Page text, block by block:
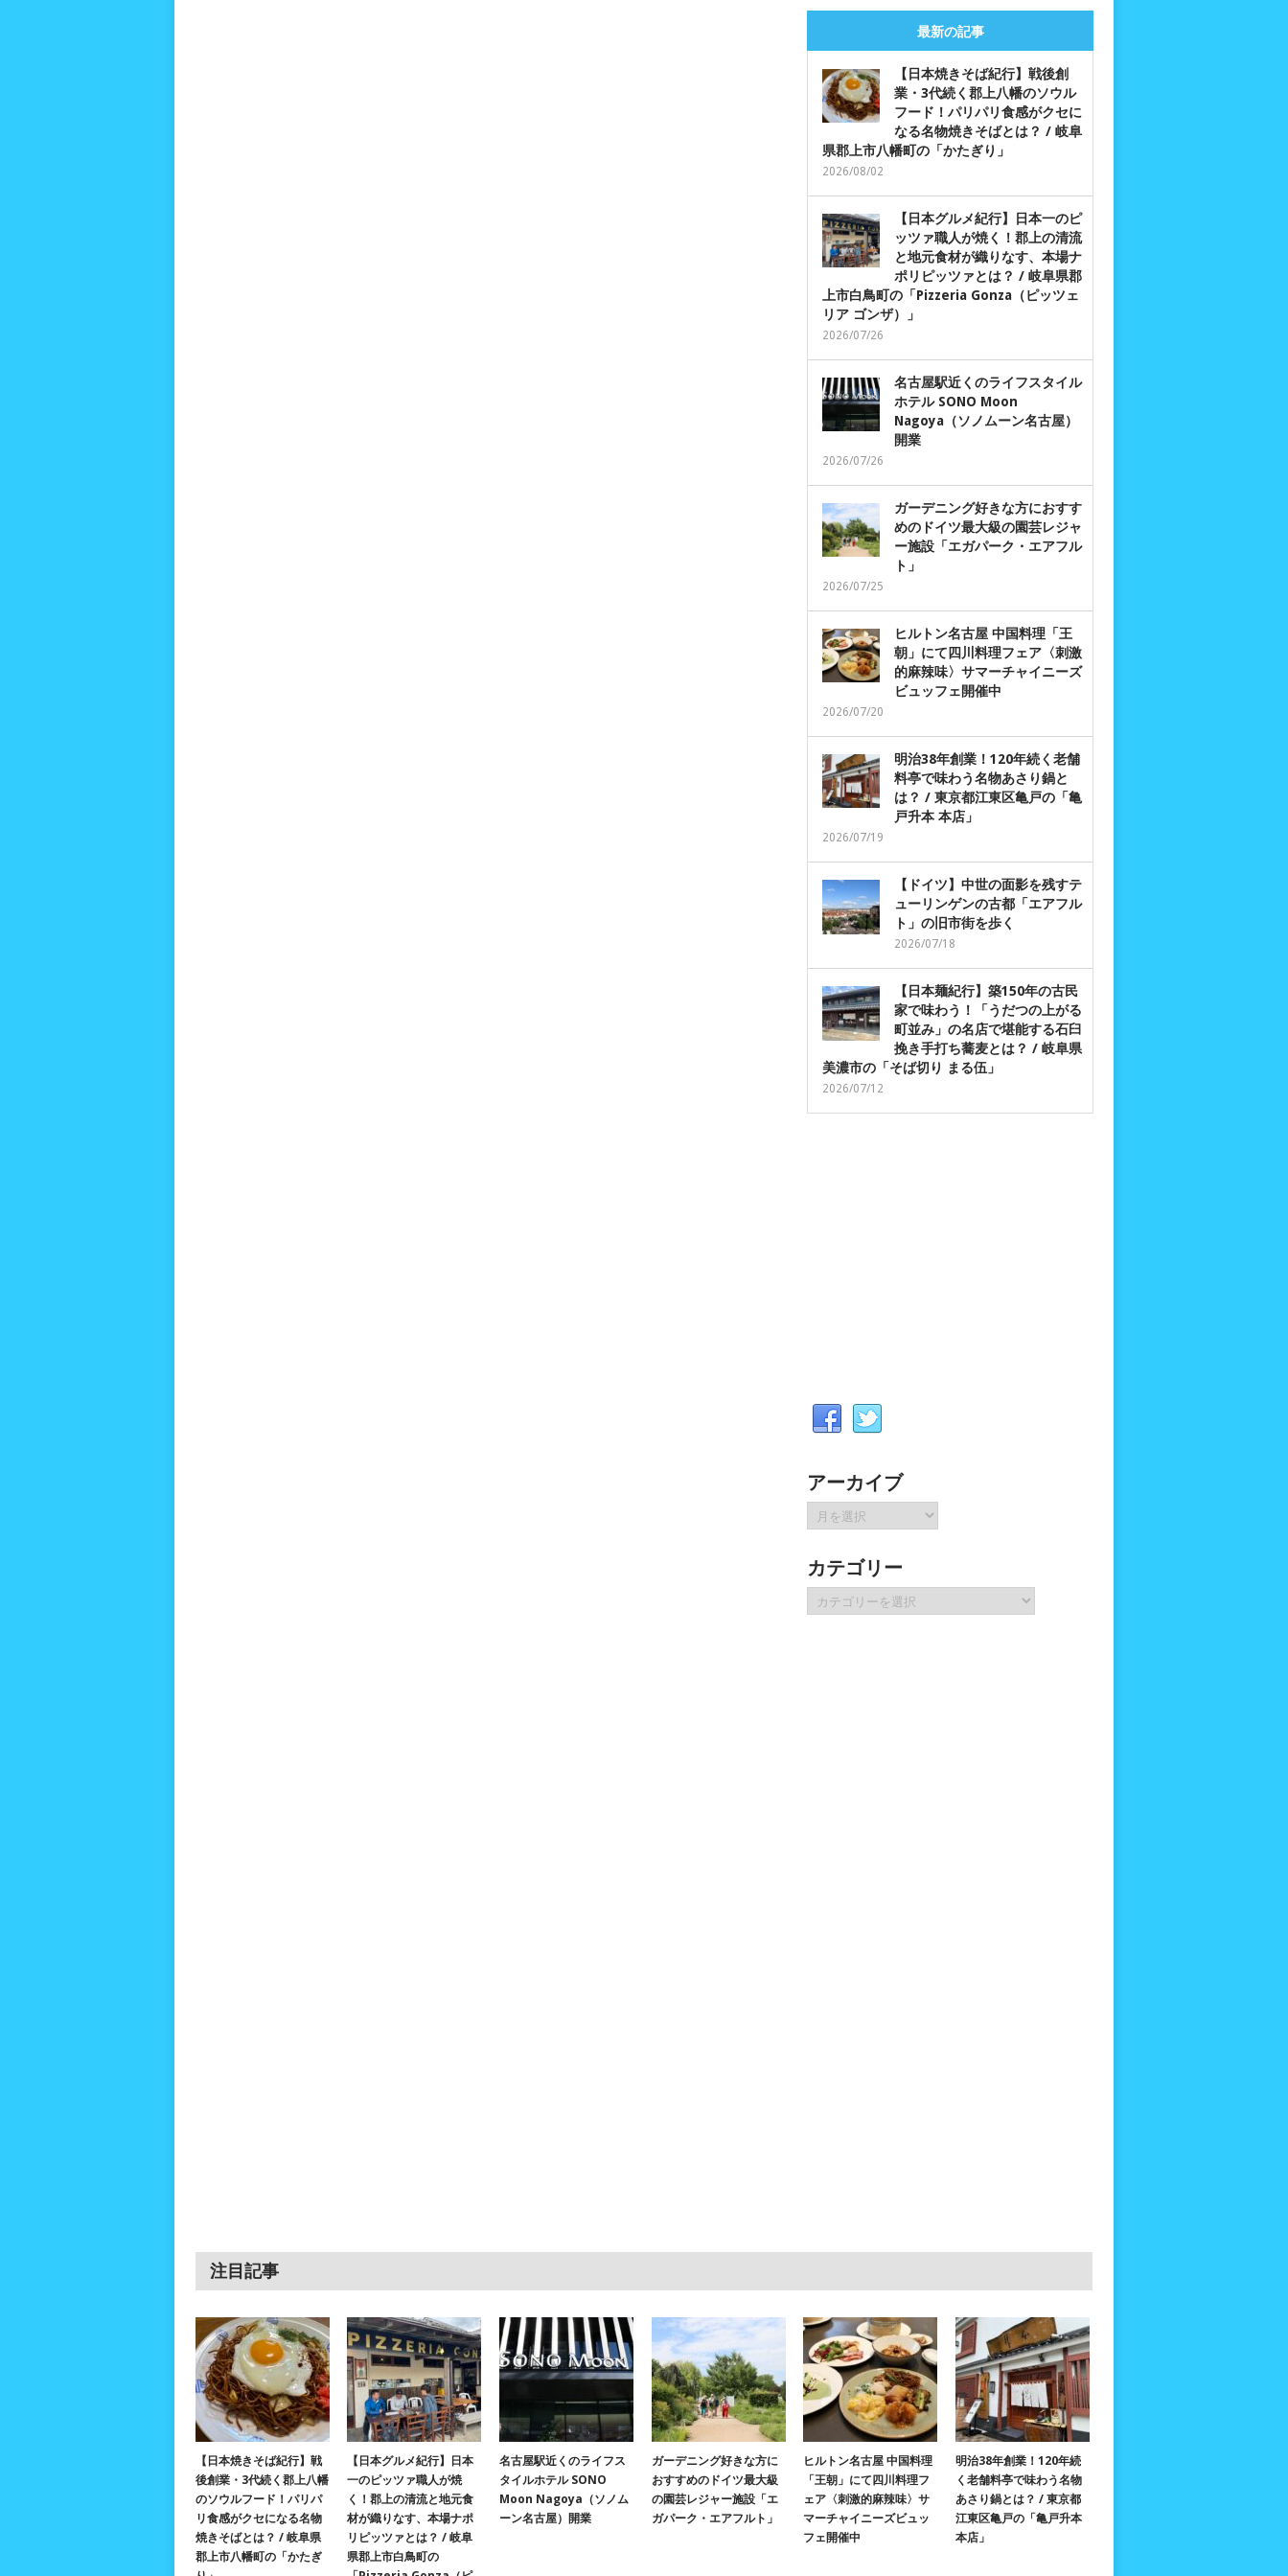
最新の記事
【日本焼きそば紀行】戦後創
業・3代続く郡上八幡のソウル
フード！パリパリ食感がクセに
なる名物焼きそばとは？ / 岐阜
県郡上市八幡町の「かたぎり」
2026/08/02
【日本グルメ紀行】日本一のピ
ッツァ職人が焼く！郡上の清流
と地元食材が織りなす、本場ナ
ポリピッツァとは？ / 岐阜県郡
上市白鳥町の「Pizzeria Gonza（ピッツェ
リア ゴンザ）」
2026/07/26
名古屋駅近くのライフスタイル
ホテル SONO Moon
Nagoya（ソノムーン名古屋）
開業
2026/07/26
ガーデニング好きな方におすす
めのドイツ最大級の園芸レジャ
ー施設「エガパーク・エアフル
ト」
2026/07/25
ヒルトン名古屋 中国料理「王
朝」にて四川料理フェア〈刺激
的麻辣味〉サマーチャイニーズ
ビュッフェ開催中
2026/07/20
明治38年創業！120年続く老舗
料亭で味わう名物あさり鍋と
は？ / 東京都江東区亀戸の「亀
戸升本 本店」
2026/07/19
【ドイツ】中世の面影を残すテ
ューリンゲンの古都「エアフル
ト」の旧市街を歩く
2026/07/18
【日本麺紀行】築150年の古民
家で味わう！「うだつの上がる
町並み」の名店で堪能する石臼
挽き手打ち蕎麦とは？ / 岐阜県
美濃市の「そば切り まる伍」
2026/07/12
アーカイブ
ア
ー
イ
ブ
カテゴリー
テ
注目記事
【日本焼きそば紀行】戦
後創業・3代続く郡上八幡
のソウルフード！パリパ
リ食感がクセになる名物
焼きそばとは？ / 岐阜県
郡上市八幡町の「かたぎ
【日本グルメ紀行】日本
一のピッツァ職人が焼
く！郡上の清流と地元食
材が織りなす、本場ナポ
リピッツァとは？ / 岐阜
県郡上市白鳥町の
名古屋駅近くのライフス
タイルホテル SONO
Moon Nagoya（ソノム
ーン名古屋）開業
ガーデニング好きな方に
おすすめのドイツ最大級
の園芸レジャー施設「エ
ガパーク・エアフルト」
ヒルトン名古屋 中国料理
「王朝」にて四川料理フ
ェア〈刺激的麻辣味〉サ
マーチャイニーズビュッ
フェ開催中
明治38年創業！120年続
く老舗料亭で味わう名物
あさり鍋とは？ / 東京都
江東区亀戸の「亀戸升本
本店」